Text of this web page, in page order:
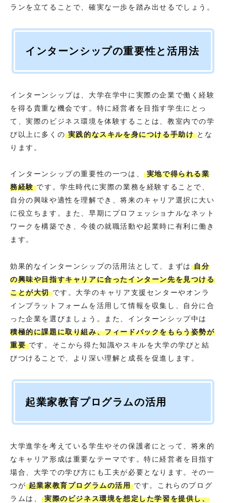
ランを立てることで、確実な一歩を踏み出せるでしょう。
インターンシップの重要性と活用法
インターンシップは、大学在学中に実際の企業で働く経験
を得る貴重な機会です。特に経営者を目指す学生にとっ
て、実際のビジネス環境を体験することは、教室内での学
び以上に多くの実践的なスキルを身につける手助けとな
ります。
インターンシップの重要性の一つは、実地で得られる業
務経験です。学生時代に実際の業務を経験することで、
自分の興味や適性を理解でき、将来のキャリア選択に大い
に役立ちます。また、早期にプロフェッショナルなネット
ワークを構築でき、今後の就職活動や起業時に有利に働き
ます。
効果的なインターンシップの活用法として、まずは自分
の興味や目指すキャリアに合ったインターン先を見つける
ことが大切です。大学のキャリア支援センターやオンラ
インプラットフォームを活用して情報を収集し、自分に合
った企業を選びましょう。また、インターンシップ中は
積極的に課題に取り組み、フィードバックをもらう姿勢が
重要です。そこから得た知識やスキルを大学の学びと結
びつけることで、より深い理解と成長を促進します。
起業家教育プログラムの活用
大学進学を考えている学生やその保護者にとって、将来的
なキャリア形成は重要なテーマです。特に経営者を目指す
場合、大学での学び方にも工夫が必要となります。その一
つが起業家教育プログラムの活用です。これらのプログ
ラムは、実際のビジネス環境を想定した学習を提供し、